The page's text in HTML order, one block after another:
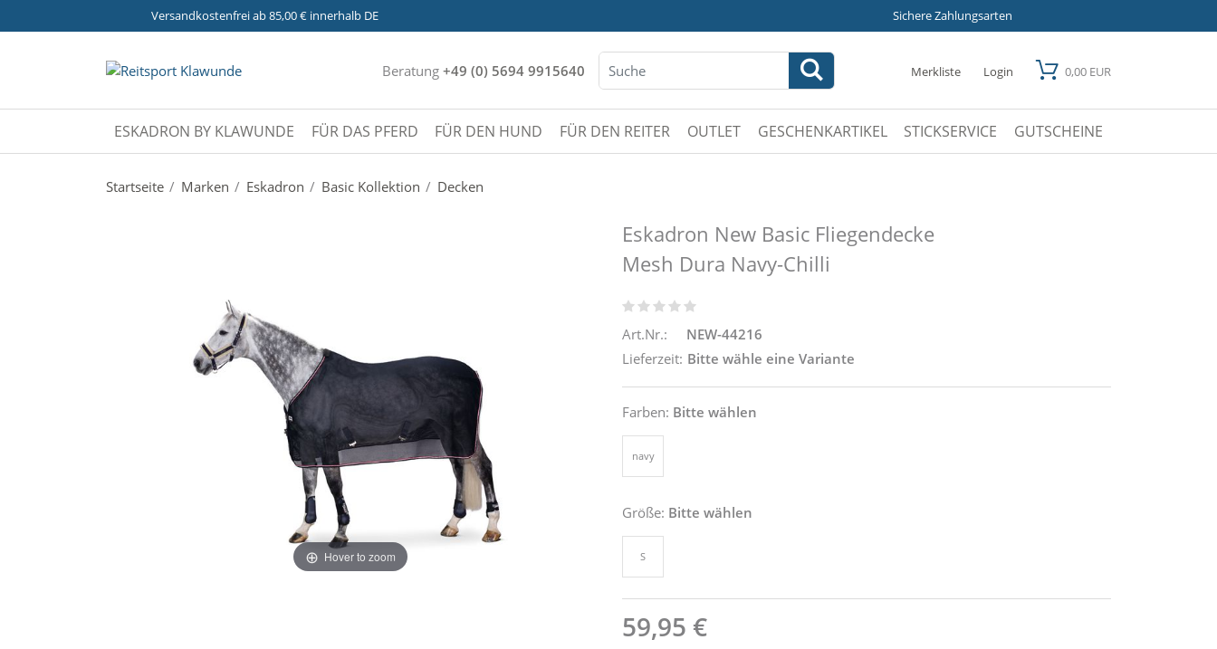
Versandkostenfrei ab 85,00 € innerhalb DE Sichere Zahlungsarten
Beratung +49 (0) 5694 9915640 Merkliste Login 0,00 EUR
ESKADRON BY KLAWUNDE FÜR DAS PFERD FÜR DEN HUND FÜR DEN REITER OUTLET GESCHENKARTIKEL STICKSERVICE GUTSCHEINE
Startseite Marken Eskadron Basic Kollektion Decken
Hover to zoom
Eskadron New Basic Fliegendecke
Mesh Dura Navy-Chilli
Art.Nr.:
NEW-44216
Lieferzeit: Bitte wähle eine Variante
Farben: Bitte wählen
navy
Größe: Bitte wählen
S
59,95 €